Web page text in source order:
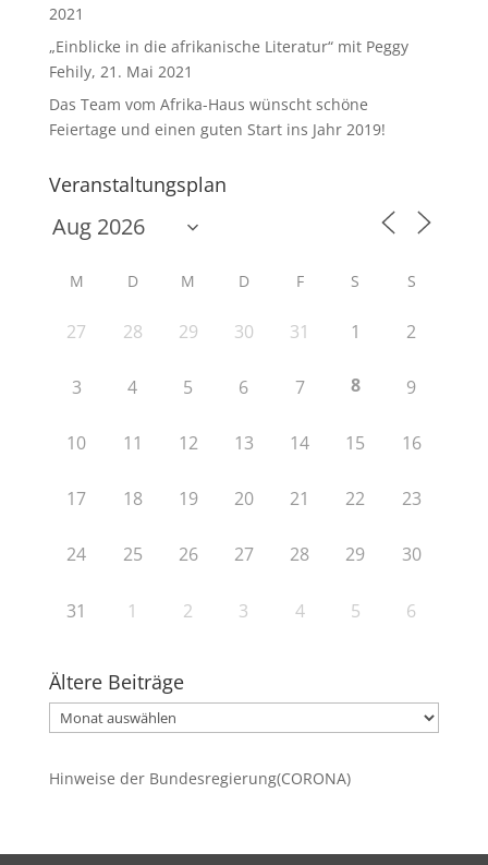
2021
„Einblicke in die afrikanische Literatur“ mit Peggy
Fehily, 21. Mai 2021
Das Team vom Afrika-Haus wünscht schöne
Feiertage und einen guten Start ins Jahr 2019!
Veranstaltungsplan
M D M D F S S
27 28 29 30 31 1 2
3 4 5 6 7 8 9
10 11 12 13 14 15 16
17 18 19 20 21 22 23
24 25 26 27 28 29 30
31 1 2 3 4 5 6
Ältere Beiträge
Ältere
Beiträge
Hinweise der Bundesregierung(CORONA)